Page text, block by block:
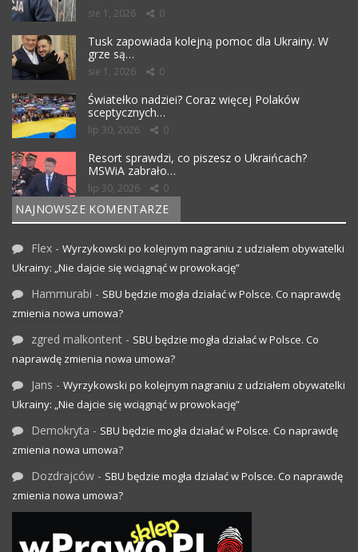
sie 1, 2026 0
Tusk zapowiada kolejną pomoc dla Ukrainy. W
grze są…
sie 1, 2026 0
Światełko nadziei? Coraz więcej Polaków
sceptycznych…
lip 30, 2026 0
Resort sprawdzi, co piszesz o Ukraińcach?
MSWiA zabrało…
lip 30, 2026 0
NAJNOWSZE KOMENTARZE
Flex - Wyrzykowski po kolejnym nagraniu z udziałem obywatelki
Ukrainy: „Nie dajcie się wciągnąć w prowokację”
Hammurabi - SBU będzie mogła działać w Polsce. Co naprawdę
zmienia nowa umowa?
zgred malkontent - SBU będzie mogła działać w Polsce. Co
naprawdę zmienia nowa umowa?
Jans - Wyrzykowski po kolejnym nagraniu z udziałem obywatelki
Ukrainy: „Nie dajcie się wciągnąć w prowokację”
Demokryta - SBU będzie mogła działać w Polsce. Co naprawdę
zmienia nowa umowa?
Dozdrajców - SBU będzie mogła działać w Polsce. Co naprawdę
zmienia nowa umowa?